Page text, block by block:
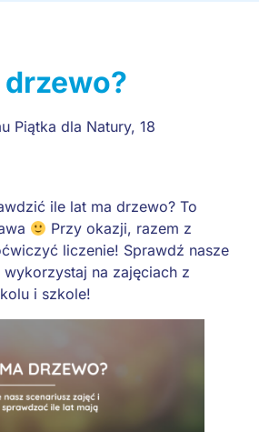
Piątka dla Natury, 18
ile lat ma drzewo? To
Przy okazji, razem z
liczenie! Sprawdź nasze
wykorzystaj na zajęciach z
i szkole!